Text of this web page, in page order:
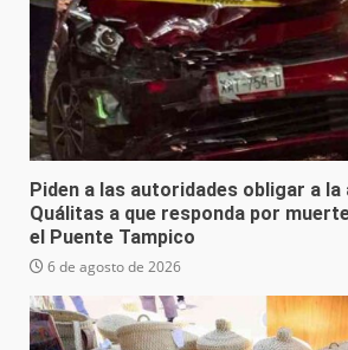
Piden a las autoridades obligar a
Quálitas a que responda por
el Puente Tampico
6 de agosto de 2026